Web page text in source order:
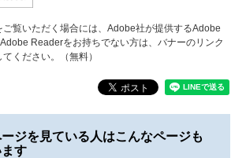
ご覧いただく場合には、Adobe社が提供するAdobe
Adobe Readerをお持ちでない方は、バナーのリンク
ください。（無料）
ジを見ている人はこんなページも
ます